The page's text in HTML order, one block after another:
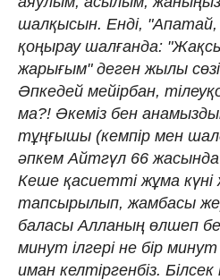
шалқысын. Енді, "Апатай,
қоңырау шалғанда:
жарығым" деген жылы
Әпкедей мейірбан,
ма?! Әкеміз бен
тұңғышы (кемпір мен
әпкем Айтгүл 66
Кеше қасиетті жұма күні
тапсырылып, жамбасы
баласы Алланың өлшеп
минут ілгері не бір
иман келтіргенбіз.